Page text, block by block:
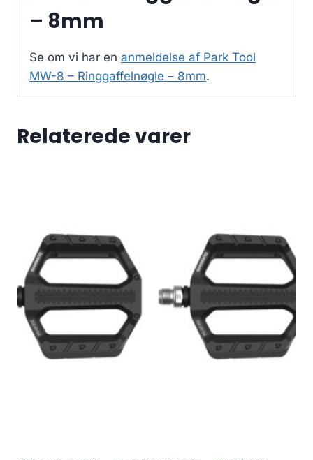
– 8mm
Se om vi har en anmeldelse af Park Tool
MW-8 – Ringgaffelnøgle – 8mm.
Relaterede varer